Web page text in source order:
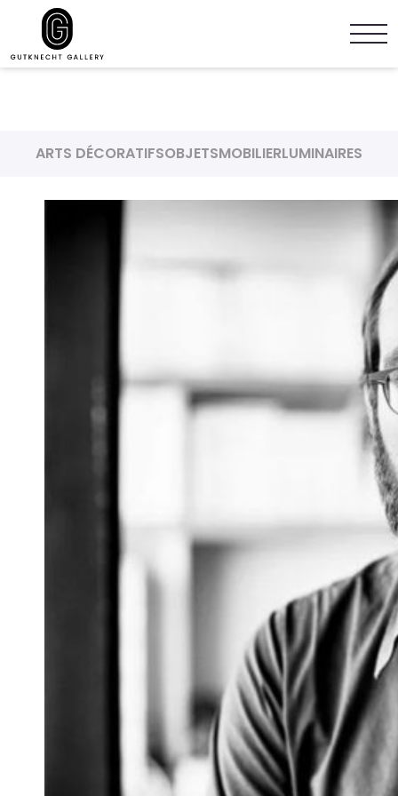
ARTS DÉCORATIFSOBJETSMOBILIERLUMINAIRES